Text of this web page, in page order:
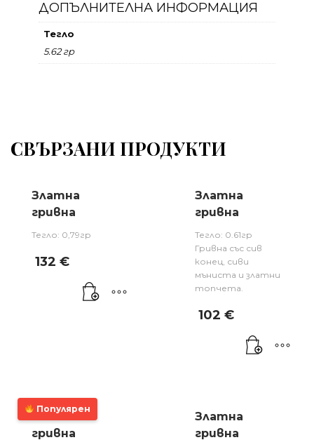
ДОПЪЛНИТЕЛНА ИНФОРМАЦИЯ
Тегло
5.62 гр
СВЪРЗАНИ ПРОДУКТИ
Златна
гривна
Тегло: 0,79гр
132 €
Златна
гривна
Тегло: 0.61гр
Гривна със сив
конец, сиви
мъниста и златни
топчета.
102 €
Популярен
Златна
гривна
Златна
гривна